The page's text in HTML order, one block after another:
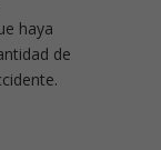
haya
de